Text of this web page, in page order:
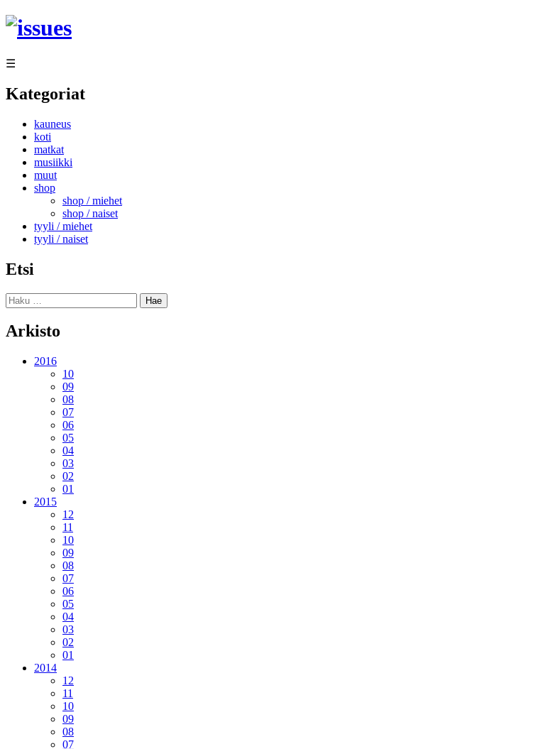
Siirry
sisältöön
☰
Kategoriat
kauneus
koti
matkat
musiikki
muut
shop
shop / miehet
shop / naiset
tyyli / miehet
tyyli / naiset
Etsi
Haku:
Arkisto
2016
10
09
08
07
06
05
04
03
02
01
2015
12
11
10
09
08
07
06
05
04
03
02
01
2014
12
11
10
09
08
07